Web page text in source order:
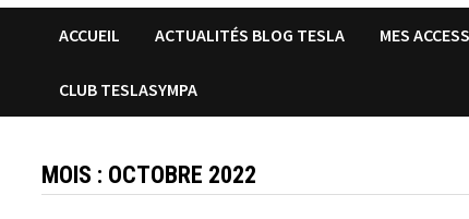
ACCUEIL ACTUALITÉS BLOG TESLA MES
CLUB TESLASYMPA
MOIS : OCTOBRE 2022